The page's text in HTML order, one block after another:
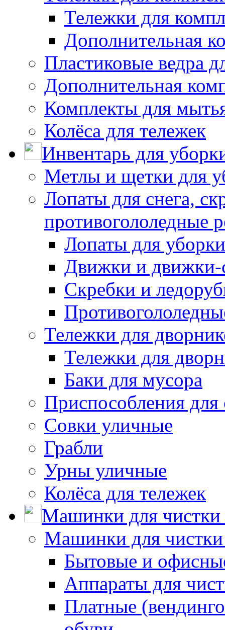
Тележки для
Дополнительная
Пластиковые ведра
Дополнительная
Комплекты для
Колёса для тележек
Инвентарь для
Метлы и щетки для
Лопаты для снега,
противогололедные
Лопаты для
Движки и движки-
Скребки и
Тележки для
Тележки для
Баки для мусора
Приспособления для
Совки уличные
Грабли
Урны уличные
Колёса для тележек
Машинки для чистки
Машинки для
Бытовые и
Аппараты для
Платные